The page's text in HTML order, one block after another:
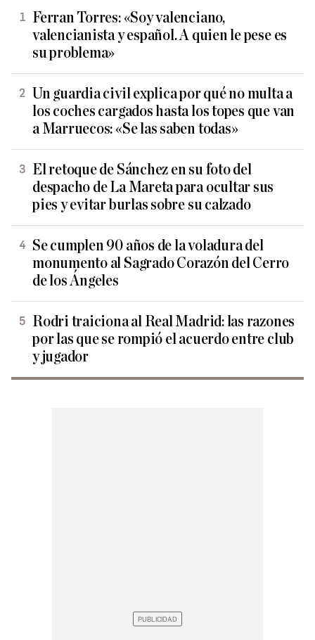
Ferran Torres: «Soy valenciano,
valencianista y español. A quien le pese es
su problema»
Un guardia civil explica por qué no multa a
los coches cargados hasta los topes que van
a Marruecos: «Se las saben todas»
El retoque de Sánchez en su foto del
despacho de La Mareta para ocultar sus
pies y evitar burlas sobre su calzado
Se cumplen 90 años de la voladura del
monumento al Sagrado Corazón del Cerro
de los Ángeles
Rodri traiciona al Real Madrid: las razones
por las que se rompió el acuerdo entre club
y jugador